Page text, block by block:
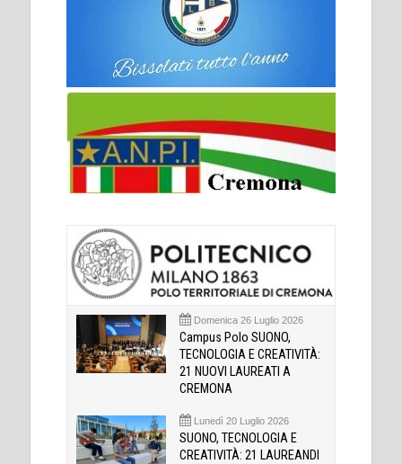
Domenica 26 Luglio 2026
Campus Polo SUONO,
TECNOLOGIA E CREATIVITÀ:
21 NUOVI LAUREATI A
CREMONA
Lunedì 20 Luglio 2026
SUONO, TECNOLOGIA E
CREATIVITÀ: 21 LAUREANDI